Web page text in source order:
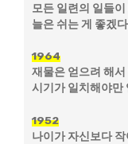
모든 일련의 일들
늘은 쉬는 게 좋겠
1964
재물은 얻으려 해
시기가 일치해야만
1952
나이가 자신보다